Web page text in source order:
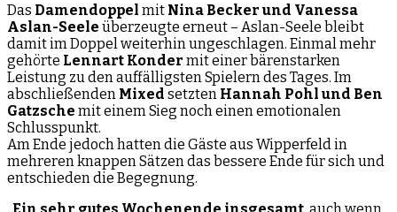
Das Damendoppel mit Nina Becker und Vanessa
Aslan-Seele überzeugte erneut – Aslan-Seele bleibt
damit im Doppel weiterhin ungeschlagen. Einmal mehr
gehörte Lennart Konder mit einer bärenstarken
Leistung zu den auffälligsten Spielern des Tages. Im
abschließenden Mixed setzten Hannah Pohl und Ben
Gatzsche mit einem Sieg noch einen emotionalen
Schlusspunkt.
Am Ende jedoch hatten die Gäste aus Wipperfeld in
mehreren knappen Sätzen das bessere Ende für sich und
entschieden die Begegnung.
Ein sehr gutes Wochenende insgesamt, auch wenn